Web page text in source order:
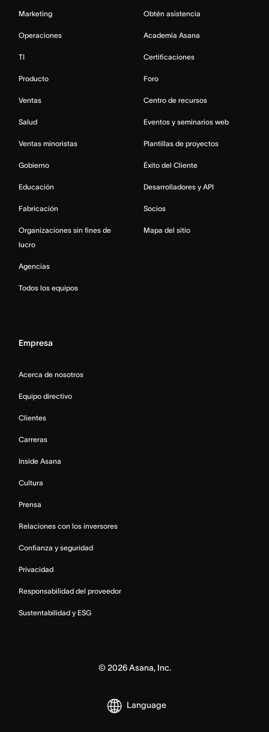
Marketing
Operaciones
TI
Producto
Ventas
Salud
Ventas minoristas
Gobierno
Educación
Fabricación
Organizaciones sin fines de
lucro
Agencias
Todos los equipos
Obtén asistencia
Academia Asana
Certificaciones
Foro
Centro de recursos
Eventos y seminarios web
Plantillas de proyectos
Éxito del Cliente
Desarrolladores y API
Socios
Mapa del sitio
Empresa
Acerca de nosotros
Equipo directivo
Clientes
Carreras
Inside Asana
Cultura
Prensa
Relaciones con los inversores
Confianza y seguridad
Privacidad
Responsabilidad del proveedor
Sustentabilidad y ESG
© 2026Asana, Inc.
Language